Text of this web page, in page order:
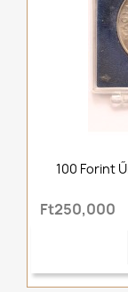
100 Forint
Ft250,000